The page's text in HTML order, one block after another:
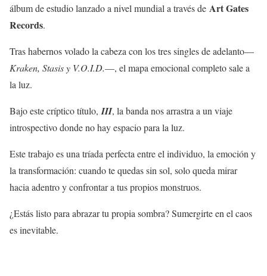
álbum de estudio lanzado a nivel mundial a través de Art Gates
Records.
Tras habernos volado la cabeza con los tres singles de adelanto—
Kraken, Stasis y V.O.I.D.—, el mapa emocional completo sale a
la luz.
Bajo este críptico título, III, la banda nos arrastra a un viaje
introspectivo donde no hay espacio para la luz.
Este trabajo es una tríada perfecta entre el individuo, la emoción y
la transformación: cuando te quedas sin sol, solo queda mirar
hacia adentro y confrontar a tus propios monstruos.
¿Estás listo para abrazar tu propia sombra? Sumergirte en el caos
es inevitable.